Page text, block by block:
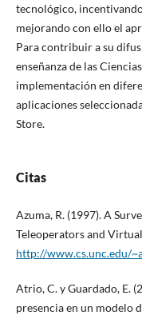
tecnológico,
mejorando con ello el
Para contribuir a su
enseñanza de las
implementación en
aplicaciones
Store.
Citas
Azuma, R. (1997). A
Teleoperators and
http://www.cs.unc.edu/
Atrio, C. y Guardado, E.
presencia en un modelo